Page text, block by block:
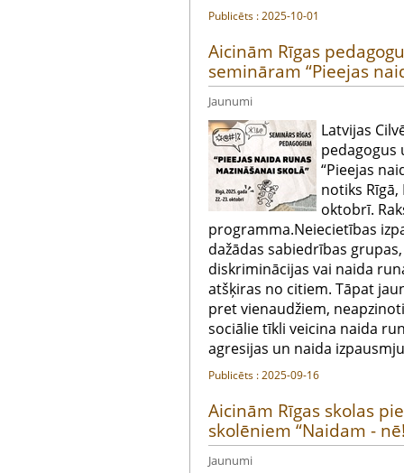
Publicēts : 2025-10-01
Aicinām Rīgas
semināram “Pieejas
Jaunumi
Latvijas
pedagogus
“Pieejas
notiks Rīgā,
oktobrī.
programma.Neiecietības
dažādas sabiedrības
diskriminācijas vai naida
atšķiras no citiem. Tāpat
pret vienaudžiem,
sociālie tīkli veicina naida
agresijas un naida
Publicēts : 2025-09-16
Aicinām Rīgas skolas
skolēniem “Naidam -
Jaunumi